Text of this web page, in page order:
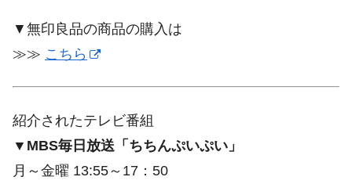
▼無印良品の商品の購入は
≫≫ こちら
紹介されたテレビ番組
▼MBS毎日放送「ちちんぷいぷい」
月～金曜 13:55～17：50